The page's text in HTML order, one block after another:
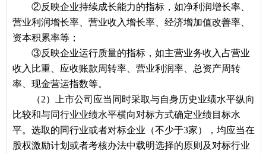
②反映企业持续成长能力的指标，如净利润增长率、
营业利润增长率、营业收入增长率、经济增加值改善率、
资本积累率等；
③反映企业运行质量的指标，如主营业务收入占营业
收入比重、应收账款周转率、营业利润率、总资产周转
率、现金营运指数等。
（2）上市公司应当同时采取与自身历史业绩水平纵向
比较和与同行业业绩水平横向对标方式确定业绩目标水
平。选取的同行业或者对标企业（不少于3家），均应当在
股权激励计划或者考核办法中载明选择的原则及对标行业